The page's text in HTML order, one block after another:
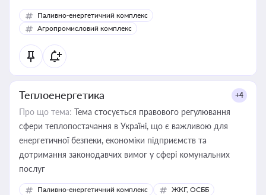
Паливно-енергетичний комплекс
Агропромисловий комплекс
Теплоенергетика +4
Про що тема: Тема стосується правового регулювання
сфери теплопостачання в Україні, що є важливою для
енергетичної безпеки, економіки підприємств та
дотримання законодавчих вимог у сфері комунальних
послуг
Паливно-енергетичний комплекс ЖКГ, ОСББ